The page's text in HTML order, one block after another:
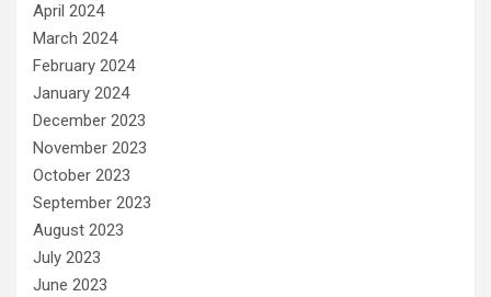
April 2024
March 2024
February 2024
January 2024
December 2023
November 2023
October 2023
September 2023
August 2023
July 2023
June 2023